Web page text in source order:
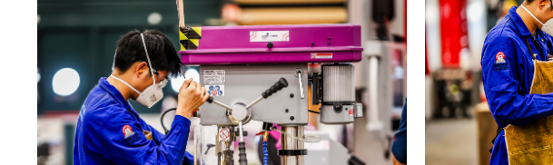
Disques fibre et papier
Feuilles 230 x 280 mm
Cales à poncer et patins
Plateaux supports
Eponges abrasive